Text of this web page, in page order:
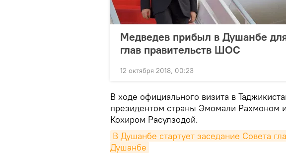
Медведев прибыл в Душанбе
глав правительств ШОС
12 октября 2018, 00:23
В ходе официального визита в
президентом страны Эмомали Рахмоном
Кохиром Расулзодой.
В Душанбе стартует заседание Совета
Душанбе